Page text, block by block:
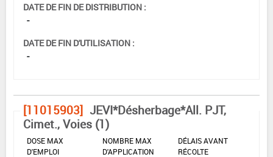
DATE DE FIN DE DISTRIBUTION :
-
DATE DE FIN D'UTILISATION :
-
[11015903] JEVI*Désherbage*All. PJT,
Cimet., Voies (1)
DOSE MAX
D'EMPLOI
NOMBRE MAX
D'APPLICATION
DÉLAIS AVANT
RÉCOLTE